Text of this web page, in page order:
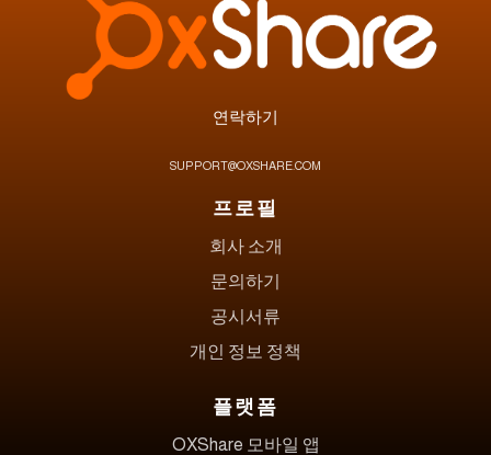
연락하기
SUPPORT@OXSHARE.COM
프로필
회사 소개
문의하기
공시서류
개인 정보 정책
플랫폼
OXShare 모바일 앱